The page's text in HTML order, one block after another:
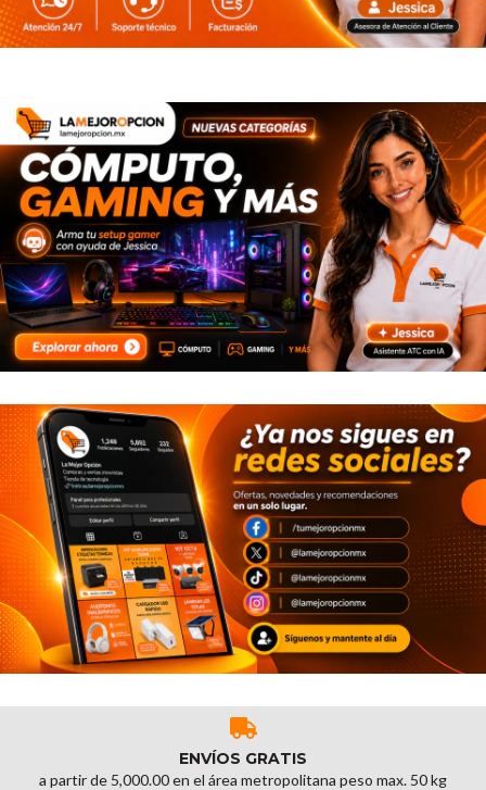
ENVÍOS GRATIS
a partir de 5,000.00 en el área metropolitana peso max. 50 kg